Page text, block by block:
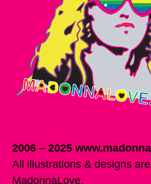
2006 – 2025
All illustrations & designs
MadonnaLove.